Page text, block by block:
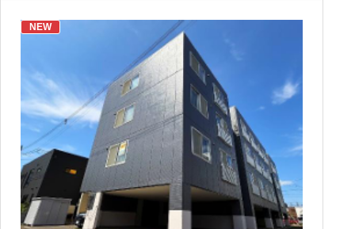
NEW